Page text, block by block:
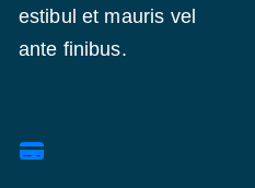
estibul et mauris vel
ante finibus.